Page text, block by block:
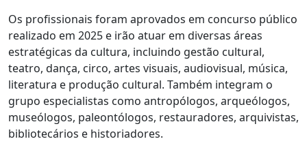
Os profissionais foram aprovados em concurso público
realizado em 2025 e irão atuar em diversas áreas
estratégicas da cultura, incluindo gestão cultural,
teatro, dança, circo, artes visuais, audiovisual, música,
literatura e produção cultural. Também integram o
grupo especialistas como antropólogos, arqueólogos,
museólogos, paleontólogos, restauradores, arquivistas,
bibliotecários e historiadores.